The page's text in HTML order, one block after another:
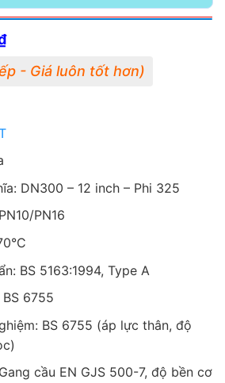
DN300 – 12 inch – Phi 325
PN16
BS 5163:1994, Type A
6755
BS 6755 (áp lực thân, độ
cầu EN GJS 500-7, độ bền cơ